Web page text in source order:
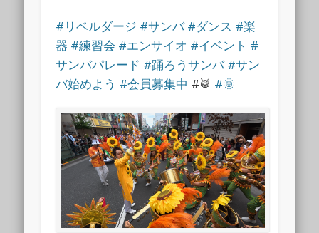
#リベルダージ #サンバ #ダンス #楽
器 #練習会 #エンサイオ #イベント #
サンバパレード #踊ろうサンバ #サン
バ始めよう #会員募集中 #🥁 #🌞